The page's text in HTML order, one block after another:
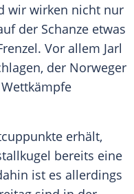
wir wirken nicht nur
der Schanze etwas
. Vor allem Jarl
der Norweger
erhält,
bereits eine
ist es allerdings